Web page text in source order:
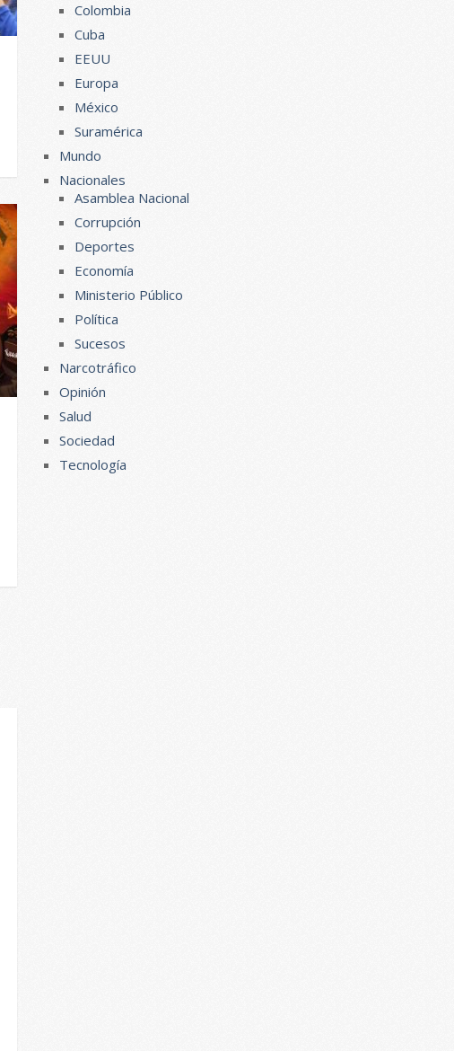
Colombia
Cuba
EEUU
Europa
México
Suramérica
Mundo
Nacionales
Asamblea Nacional
Corrupción
Deportes
Economía
Ministerio Público
Política
Sucesos
Narcotráfico
Opinión
Salud
Sociedad
Tecnología